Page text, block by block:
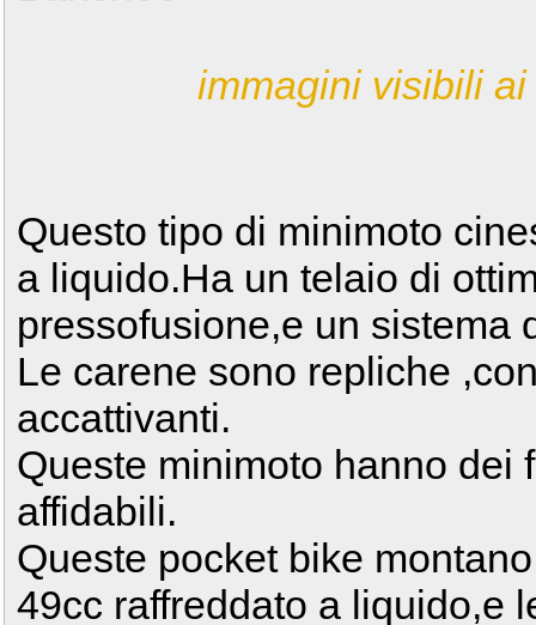
immagini visibili
Questo tipo di minimoto
a liquido.Ha un telaio di
pressofusione,e un sistema
Le carene sono repliche
accattivanti.
Queste minimoto hanno dei
affidabili.
Queste pocket bike
49cc raffreddato a liquido,e